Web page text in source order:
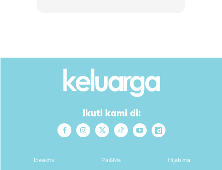
Ikuti kami di:
Ideaktiv Pa&Ma Hijabista